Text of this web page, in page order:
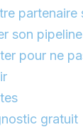
son
pour ne
gratuit